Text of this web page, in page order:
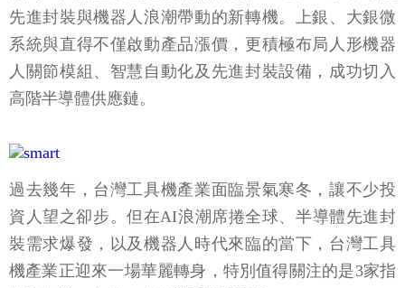
先進封裝與機器人浪潮帶動的新轉機。上銀、大銀微
系統與直得不僅啟動產品漲價，更積極布局人形機器
人關節模組、智慧自動化及先進封裝設備，成功切入
高階半導體供應鏈。
過去幾年，台灣工具機產業面臨景氣寒冬，讓不少投
資人望之卻步。但在AI浪潮席捲全球、半導體先進封
裝需求爆發，以及機器人時代來臨的當下，台灣工具
機產業正迎來一場華麗轉身，特別值得關注的是3家指